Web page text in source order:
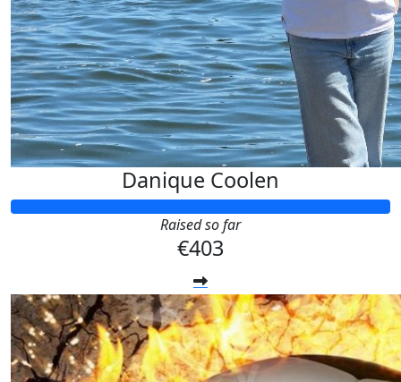
Danique Coolen
Raised so far
€403